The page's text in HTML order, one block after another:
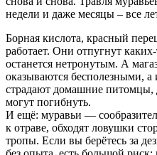
недели и даже месяцы – все
Борная кислота, красный
работает. Они отпугнут
останется нетронутым. А
оказываются бесполезными,
страдают домашние питомцы,
могут погибнуть.
И ещё: муравьи —
к отраве, обходят ловушки
тропы. Если вы берётесь за